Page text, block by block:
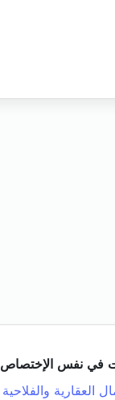
في نفس الإختصاص
العقارية والفلاحية